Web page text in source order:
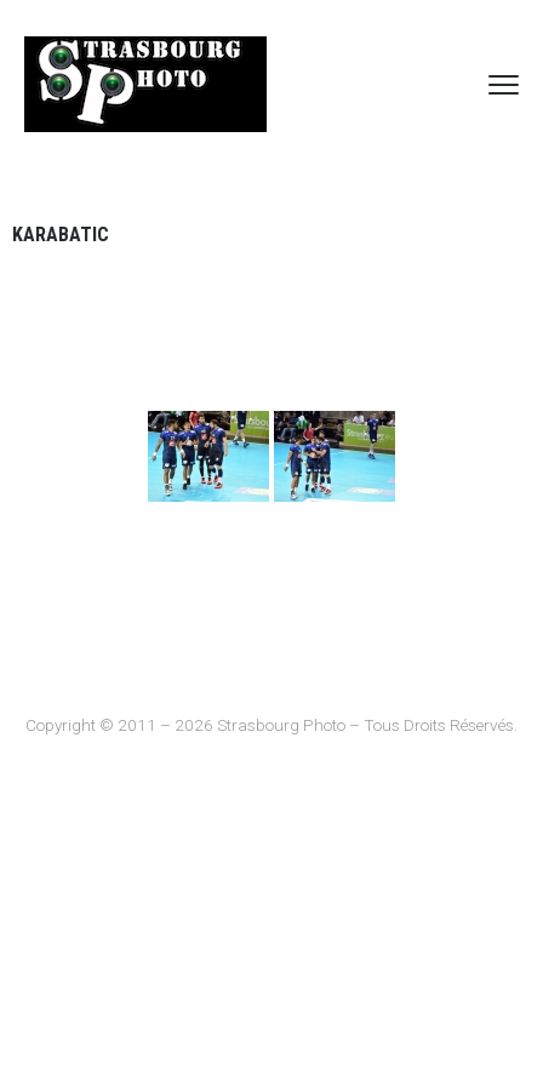
KARABATIC
Copyright © 2011 – 2026 Strasbourg Photo – Tous Droits Réservés.